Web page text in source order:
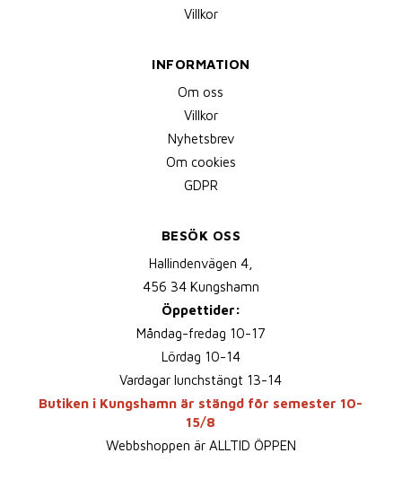
Villkor
INFORMATION
Om oss
Villkor
Nyhetsbrev
Om cookies
GDPR
BESÖK OSS
Hallindenvägen 4,
456 34 Kungshamn
Öppettider:
Måndag-fredag 10-17
Lördag 10-14
Vardagar lunchstängt 13-14
Butiken i Kungshamn är stängd för semester 10-
15/8
Webbshoppen är ALLTID ÖPPEN